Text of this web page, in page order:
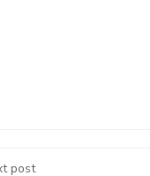
post